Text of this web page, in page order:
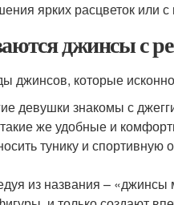
ярких расцветок или с
джинсы с
джинсов, которые
девушки знакомы с
же удобные и
тунику и
из названия –